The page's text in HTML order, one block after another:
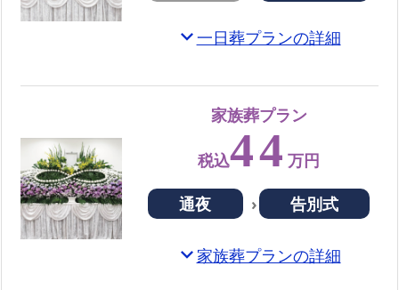
expand_more一日葬プランの詳細
家族葬プラン
税込44 万円
通夜 告別式
expand_more家族葬プランの詳細